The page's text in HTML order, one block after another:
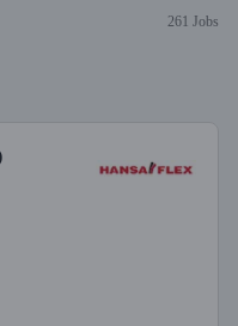
261 Jobs